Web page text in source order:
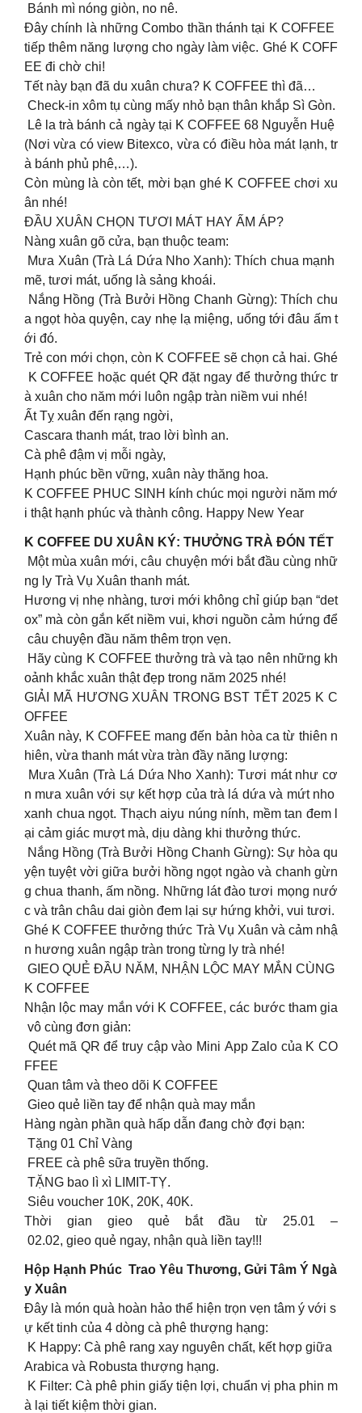
Bánh mì nóng giòn, no nê.
Đây chính là những Combo thần thánh tại K COFFEE
tiếp thêm năng lượng cho ngày làm việc. Ghé K COFF
EE đi chờ chi!
Tết này bạn đã du xuân chưa? K COFFEE thì đã…
Check-in xôm tụ cùng mấy nhỏ bạn thân khắp Sì Gòn.
Lê la trà bánh cả ngày tại K COFFEE 68 Nguyễn Huệ
(Nơi vừa có view Bitexco, vừa có điều hòa mát lạnh, tr
à bánh phủ phê,…).
Còn mùng là còn tết, mời bạn ghé K COFFEE chơi xu
ân nhé!
ĐẦU XUÂN CHỌN TƯƠI MÁT HAY ẤM ÁP?
Nàng xuân gõ cửa, bạn thuộc team:
Mưa Xuân (Trà Lá Dứa Nho Xanh): Thích chua mạnh
mẽ, tươi mát, uống là sảng khoái.
Nắng Hồng (Trà Bưởi Hồng Chanh Gừng): Thích chu
a ngọt hòa quyện, cay nhẹ lạ miệng, uống tới đâu ấm t
ới đó.
Trẻ con mới chọn, còn K COFFEE sẽ chọn cả hai. Ghé
K COFFEE hoặc quét QR đặt ngay để thưởng thức tr
à xuân cho năm mới luôn ngập tràn niềm vui nhé!
Ất Tỵ xuân đến rạng ngời,
Cascara thanh mát, trao lời bình an.
Cà phê đậm vị mỗi ngày,
Hạnh phúc bền vững, xuân này thăng hoa.
K COFFEE PHUC SINH kính chúc mọi người năm mớ
i thật hạnh phúc và thành công. Happy New Year
K COFFEE DU XUÂN KÝ: THƯỞNG TRÀ ĐÓN TẾT
Một mùa xuân mới, câu chuyện mới bắt đầu cùng nhữ
ng ly Trà Vụ Xuân thanh mát.
Hương vị nhẹ nhàng, tươi mới không chỉ giúp bạn “det
ox” mà còn gắn kết niềm vui, khơi nguồn cảm hứng để
câu chuyện đầu năm thêm trọn vẹn.
Hãy cùng K COFFEE thưởng trà và tạo nên những kh
oảnh khắc xuân thật đẹp trong năm 2025 nhé!
GIẢI MÃ HƯƠNG XUÂN TRONG BST TẾT 2025 K C
OFFEE
Xuân này, K COFFEE mang đến bản hòa ca từ thiên n
hiên, vừa thanh mát vừa tràn đầy năng lượng:
Mưa Xuân (Trà Lá Dứa Nho Xanh): Tươi mát như cơ
n mưa xuân với sự kết hợp của trà lá dứa và mứt nho
xanh chua ngọt. Thạch aiyu núng nính, mềm tan đem l
ại cảm giác mượt mà, dịu dàng khi thưởng thức.
Nắng Hồng (Trà Bưởi Hồng Chanh Gừng): Sự hòa qu
yện tuyệt vời giữa bưởi hồng ngọt ngào và chanh gừn
g chua thanh, ấm nồng. Những lát đào tươi mọng nướ
c và trân châu dai giòn đem lại sự hứng khởi, vui tươi.
Ghé K COFFEE thưởng thức Trà Vụ Xuân và cảm nhậ
n hương xuân ngập tràn trong từng ly trà nhé!
GIEO QUẺ ĐẦU NĂM, NHẬN LỘC MAY MẮN CÙNG
K COFFEE
Nhận lộc may mắn với K COFFEE, các bước tham gia
vô cùng đơn giản:
Quét mã QR để truy cập vào Mini App Zalo của K CO
FFEE
Quan tâm và theo dõi K COFFEE
Gieo quẻ liền tay để nhận quà may mắn
Hàng ngàn phần quà hấp dẫn đang chờ đợi bạn:
Tặng 01 Chỉ Vàng
FREE cà phê sữa truyền thống.
TẶNG bao lì xì LIMIT-TỴ.
Siêu voucher 10K, 20K, 40K.
Thời gian gieo quẻ bắt đầu từ 25.01 –
02.02, gieo quẻ ngay, nhận quà liền tay!!!
Hộp Hạnh Phúc Trao Yêu Thương, Gửi Tâm Ý Ngà
y Xuân
Đây là món quà hoàn hảo thể hiện trọn vẹn tâm ý với s
ự kết tinh của 4 dòng cà phê thượng hạng:
K Happy: Cà phê rang xay nguyên chất, kết hợp giữa
Arabica và Robusta thượng hạng.
K Filter: Cà phê phin giấy tiện lợi, chuẩn vị pha phin m
à lại tiết kiệm thời gian.